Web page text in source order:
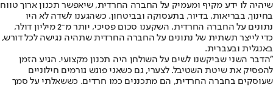
שיהיה לו ידע מקיף ומעמיק על החברה החרדית, שיאפשר תכנון ארוך טווח
בחינוך, בבריאות, בדיור, בתעסוקה ובביטחון. כשהגענו לשדה לא היו
נתונים על החברה החרדית. השקענו סכום פסיכי, יותר מ־2 מיליון דולר,
כדי לייצר תשתית של נתונים על החברה החרדית שתהיה נגישה לכל דורש,
באנגלית ובעברית.
"הדבר השני שביקשנו לשים על השולחן היה תכנון מקצועי. הגיע הזמן
להפסיק את שיטת השטיבל. לצערי, גם כשאני פוגש גורמים חילוניים
שעוסקים בחברה החרדית, הם מתכננים כמו חרדים. כששאלתי על סמך